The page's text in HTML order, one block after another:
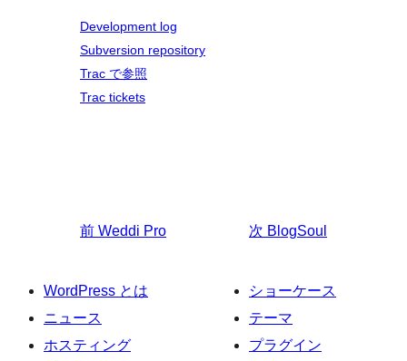
Development log
Subversion repository
Trac で参照
Trac tickets
前 Weddi Pro 次 BlogSoul
WordPress とは
ニュース
ホスティング
ショーケース
テーマ
プラグイン